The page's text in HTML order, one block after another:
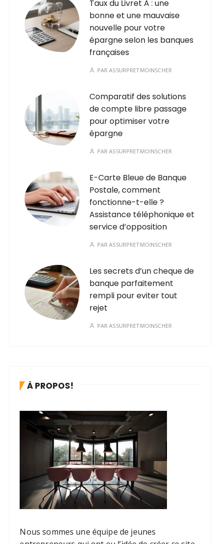
Taux du Livret A : une
bonne et une mauvaise
nouvelle pour votre
épargne selon les banques
françaises
PARASSURPRETMOINSCHER
Comparatif des solutions
de compte libre passage
pour optimiser votre
épargne
PARASSURPRETMOINSCHER
E-Carte Bleue de Banque
Postale, comment
fonctionne-t-elle ?
Assistance téléphonique et
service d’opposition
PARASSURPRETMOINSCHER
Les secrets d’un cheque de
banque parfaitement
rempli pour eviter tout
rejet
PARASSURPRETMOINSCHER
À PROPOS!
Nous sommes une équipe de jeunes